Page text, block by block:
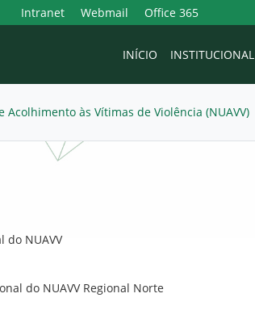
Intranet Webmail Office 365
INÍCIO INSTITUCIONAL
Acolhimento às Vítimas de Violência (NUAVV)
do NUAVV
do NUAVV Regional Norte